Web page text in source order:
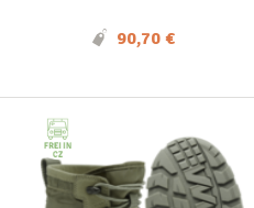
90,70 €